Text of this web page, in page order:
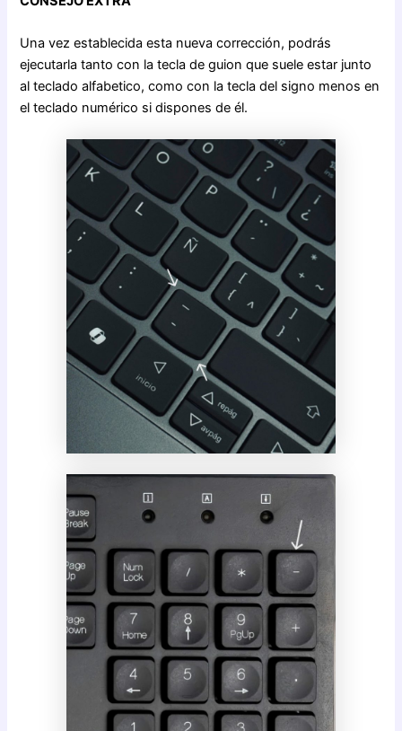
Una vez establecida esta nueva corrección, podrás
ejecutarla tanto con la tecla de guion que suele estar junto
al teclado alfabetico, como con la tecla del signo menos en
el teclado numérico si dispones de él.